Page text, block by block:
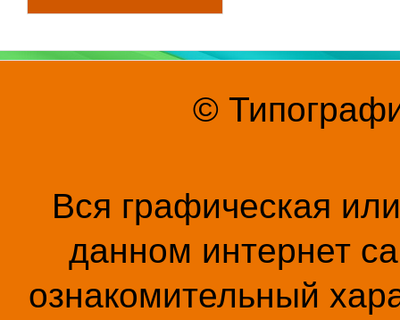
©
Вся графическая
данном интернет
ознакомительный